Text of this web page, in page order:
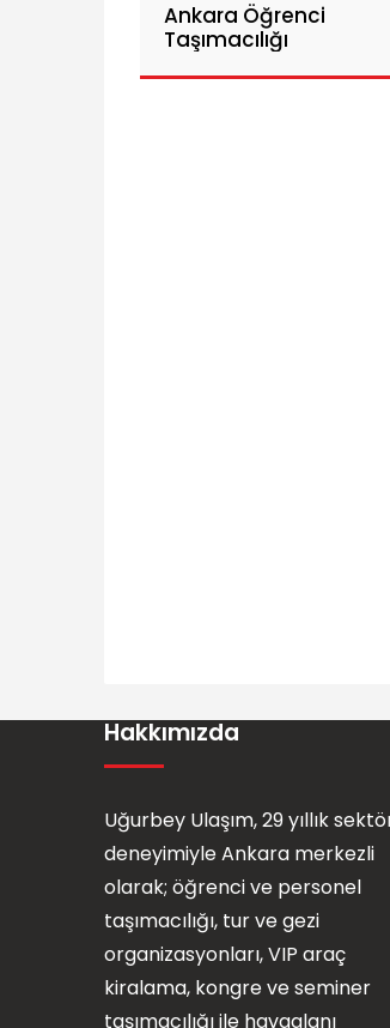
Ankara Öğrenci
Taşımacılığı
Hakkımızda
Uğurbey Ulaşım, 29 yıllık
deneyimiyle Ankara merkezli
olarak; öğrenci ve personel
taşımacılığı, tur ve gezi
organizasyonları, VIP araç
kiralama, kongre ve seminer
taşımacılığı ile havaalanı
Uğurbey Ulaşım
Cevap Yaz